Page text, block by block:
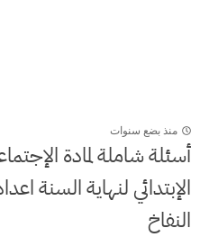
منذ بضع سنوات
أسئلة شاملة لمادة
الإبتدائي لنهاية السنة
النفاخ